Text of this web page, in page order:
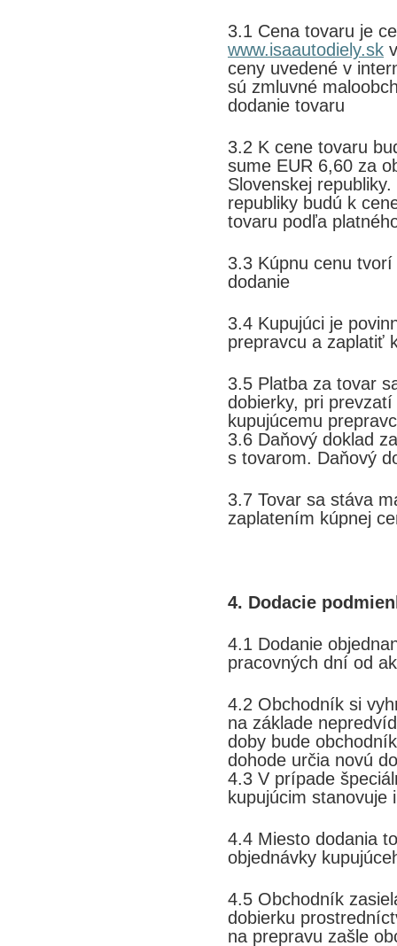
3.1 Cena tovaru je
www.isaautodiely.sk
ceny uvedené v
sú zmluvné
dodanie tovaru
3.2 K cene tovaru
sume EUR 6,60 za
Slovenskej
republiky budú k
tovaru podľa
3.3 Kúpnu cenu
dodanie
3.4 Kupujúci je
prepravcu a zaplatiť
3.5 Platba za tovar
dobierky, pri
kupujúcemu
3.6 Daňový doklad
s tovarom. Daňový
3.7 Tovar sa stáva
zaplatením kúpnej
4. Dodacie
4.1 Dodanie
pracovných dní od
4.2 Obchodník si
na základe
doby bude
dohode určia novú
4.3 V prípade
kupujúcim stanovuje
4.4 Miesto dodania
objednávky
4.5 Obchodník
dobierku
na prepravu zašle